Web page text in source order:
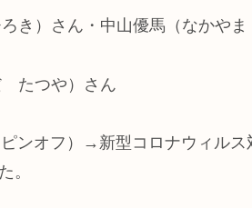
き）さん・中山優馬（なかや
たつや）さん
ンオフ）→新型コロナウィル
。